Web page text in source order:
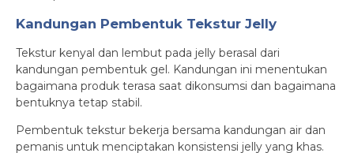
Kandungan Pembentuk Tekstur Jelly
Tekstur kenyal dan lembut pada jelly berasal dari
kandungan pembentuk gel. Kandungan ini menentukan
bagaimana produk terasa saat dikonsumsi dan bagaimana
bentuknya tetap stabil.
Pembentuk tekstur bekerja bersama kandungan air dan
pemanis untuk menciptakan konsistensi jelly yang khas.